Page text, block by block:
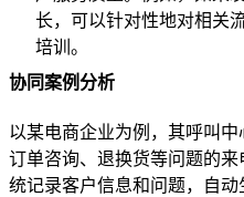
长，可以针对性地对相关
培训。
协同案例分析
以某电商企业为例，其呼叫
订单咨询、退换货等问题的
统记录客户信息和问题，自